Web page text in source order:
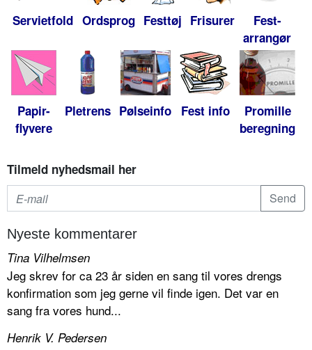
Servietfold Ordsprog Festtøj Frisurer
Fest-
arrangør
Papir-
flyvere
Pletrens Pølseinfo Fest info
Promille
beregning
Tilmeld nyhedsmail her
Nyeste kommentarer
Tina Vilhelmsen
Jeg skrev for ca 23 år siden en sang til vores drengs
konfirmation som jeg gerne vil finde igen. Det var en
sang fra vores hund...
Henrik V. Pedersen